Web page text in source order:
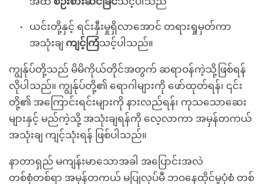
ယင်းတို့နှင့် ရင်းနှီးမှုရှိလာအောင် တရားရှုမှတ်ကာ
အသုံးချ ကျင့်ကြံသင့်ပါသည်။
ကျွန်ုပ်တို့သည် မိမိကိုယ်တိုင်အတွက် ဆရာဝန်ကဲ့သို့ဖြစ်ရန်
လိုပါသည်။ ကျွန်ုပ်တို့၏ ရောဂါများကို ဖော်ထုတ်ရန်၊ ၎င်း
တို့၏ အကြောင်းရင်းများကို နားလည်ရန်၊ ကုသသောဆေး
များနှင့် မည်ကဲ့သို့ အသုံးချရန်ကို လေ့လာကာ အမှန်တကယ်
အသုံးချ ကျင့်သုံးရန် ဖြစ်ပါသည်။
နာတာရှည် မကျန်းမာသောအခါ အပြောင်းအလဲ
တစ်စုံတစ်ရာ အမှန်တကယ် မပြုလုပ်မီ ဘဝနေထိုင်မှုပုံစံ တစ်